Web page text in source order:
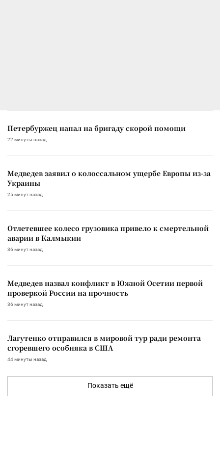
Петербуржец напал на бригаду скорой помощи
22 минуты назад
Медведев заявил о колоссальном ущербе Европы из-за
Украины
25 минут назад
Отлетевшее колесо грузовика привело к смертельной
аварии в Калмыкии
36 минут назад
Медведев назвал конфликт в Южной Осетии первой
проверкой России на прочность
36 минут назад
Лагутенко отправился в мировой тур ради ремонта
сгоревшего особняка в США
44 минуты назад
Показать ещё